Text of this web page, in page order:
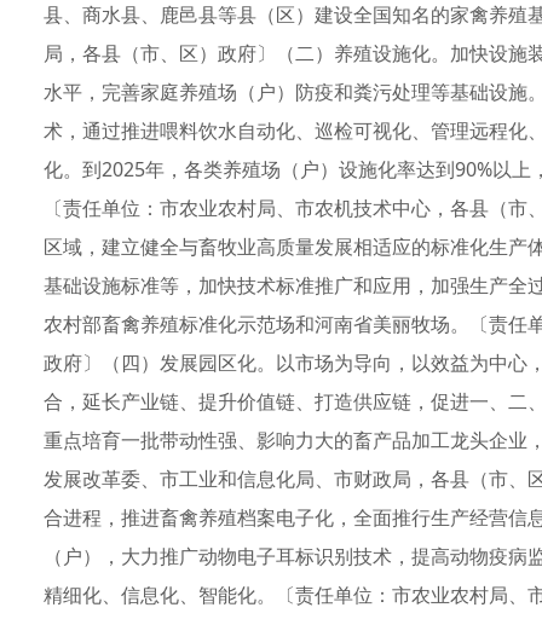
县、商水县、鹿邑县等县（区）建设全国知名的家禽养
局，各县（市、区）政府〕（二）养殖设施化。加快设
水平，完善家庭养殖场（户）防疫和粪污处理等基础设
术，通过推进喂料饮水自动化、巡检可视化、管理远程
化。到2025年，各类养殖场（户）设施化率达到90%以
〔责任单位：市农业农村局、市农机技术中心，各县（
区域，建立健全与畜牧业高质量发展相适应的标准化生
基础设施标准等，加快技术标准推广和应用，加强生产
农村部畜禽养殖标准化示范场和河南省美丽牧场。〔责
政府〕（四）发展园区化。以市场为导向，以效益为中
合，延长产业链、提升价值链、打造供应链，促进一、
重点培育一批带动性强、影响力大的畜产品加工龙头企
发展改革委、市工业和信息化局、市财政局，各县（市
合进程，推进畜禽养殖档案电子化，全面推行生产经营
（户），大力推广动物电子耳标识别技术，提高动物疫
精细化、信息化、智能化。〔责任单位：市农业农村局